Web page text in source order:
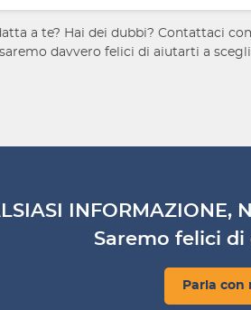
a te? Hai dei dubbi? Contattaci
davvero felici di aiutarti a
INFORMAZIONE,
Saremo felici
Parla con